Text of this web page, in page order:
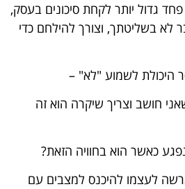
גדול יותר לקחת סיכונים בעסק,
לא בשליטתך, וצורך להילחם כדי
היכולת לשמוע "לא" –
חושב וצריך שיקרה הוא זה
כאשר הוא בחוויה הזאת?
לעצמו להיכנס למצבים עם